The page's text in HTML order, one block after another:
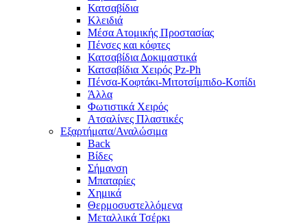
Κατσαβίδια
Κλειδιά
Μέσα Ατομικής Προστασίας
Πένσες και κόφτες
Κατσαβίδια Δοκιμαστικά
Κατσαβίδια Χειρός Pz-Ph
Πένσα-Κοφτάκι-Μιτοτσίμπιδο-Κοπίδι
Άλλα
Φωτιστικά Χειρός
Ατσαλίνες Πλαστικές
Εξαρτήματα/Αναλώσιμα
Back
Βίδες
Σήμανση
Μπαταρίες
Χημικά
Θερμοσυστελλόμενα
Μεταλλικά Τσέρκι